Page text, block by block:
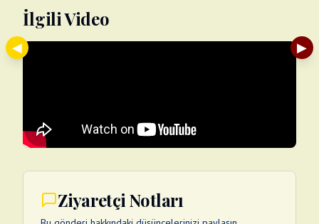
İlgili Video
Ziyaretçi Notları
◀ ▶